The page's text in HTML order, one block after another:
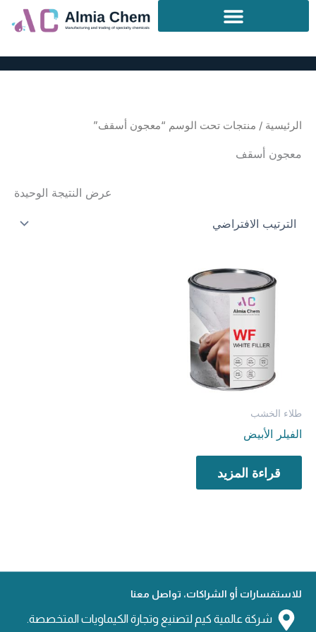
إلى
الرئيسية / منتجات تحت الوسم “معجون أسقف”
معجون أسقف
عرض النتيجة الوحيدة
طلاء الخشب
الفيلر الأبيض
قراءة المزيد
للاستفسارات أو الشراكات، تواصل معنا
شركة عالمية كيم لتصنيع وتجارة الكيماويات المتخصصة.